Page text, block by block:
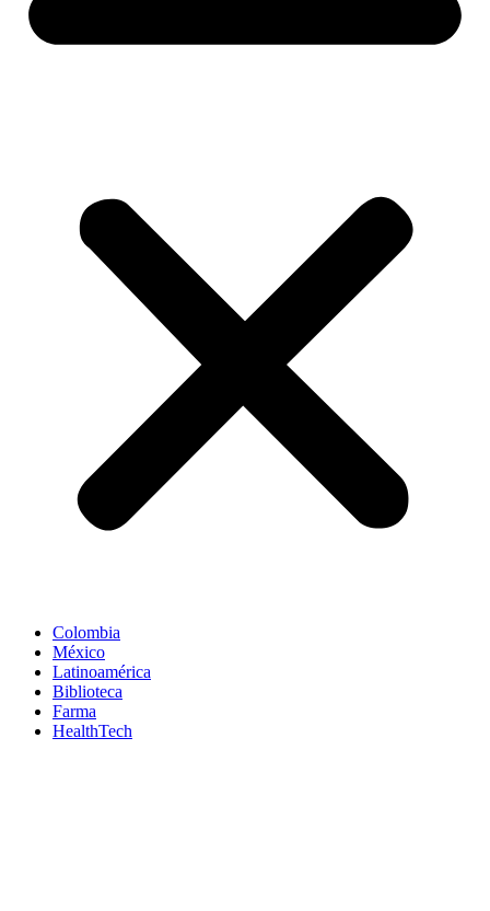
Colombia
México
Latinoamérica
Biblioteca
Farma
HealthTech